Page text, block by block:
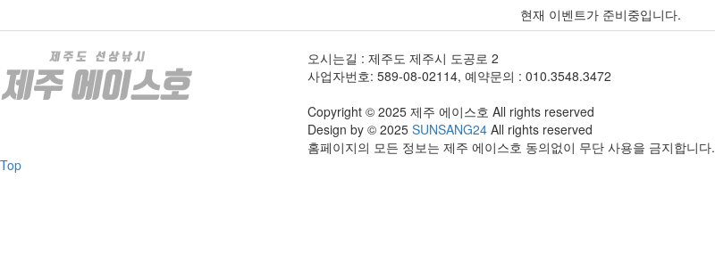
현재 이벤트가 준비중입니다.
오시는길 : 제주도 제주시 도공로 2
사업자번호: 589-08-02114, 예약문의 : 010.3548.3472
Copyright © 2025 제주 에이스호 All rights reserved
Design by © 2025 SUNSANG24All rights reserved
홈페이지의 모든 정보는 제주 에이스호 동의없이 무단 사용을 금지합니다.
Top